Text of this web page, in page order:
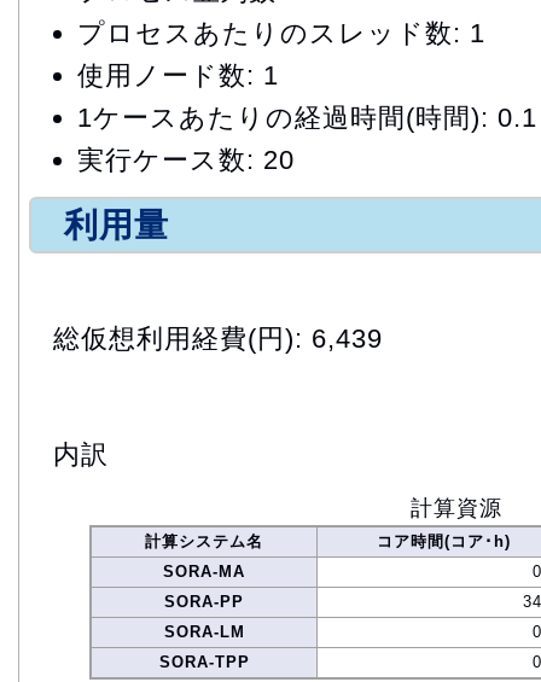
プロセスあたりのスレッド数: 1
使用ノード数: 1
1ケースあたりの経過時間(時間): 0.1
実行ケース数: 20
利用量
総仮想利用経費(円): 6,439
内訳
計算資源
計算システム名
コア時間(コア･h)
SORA-MA
SORA-PP
SORA-LM
SORA-TPP